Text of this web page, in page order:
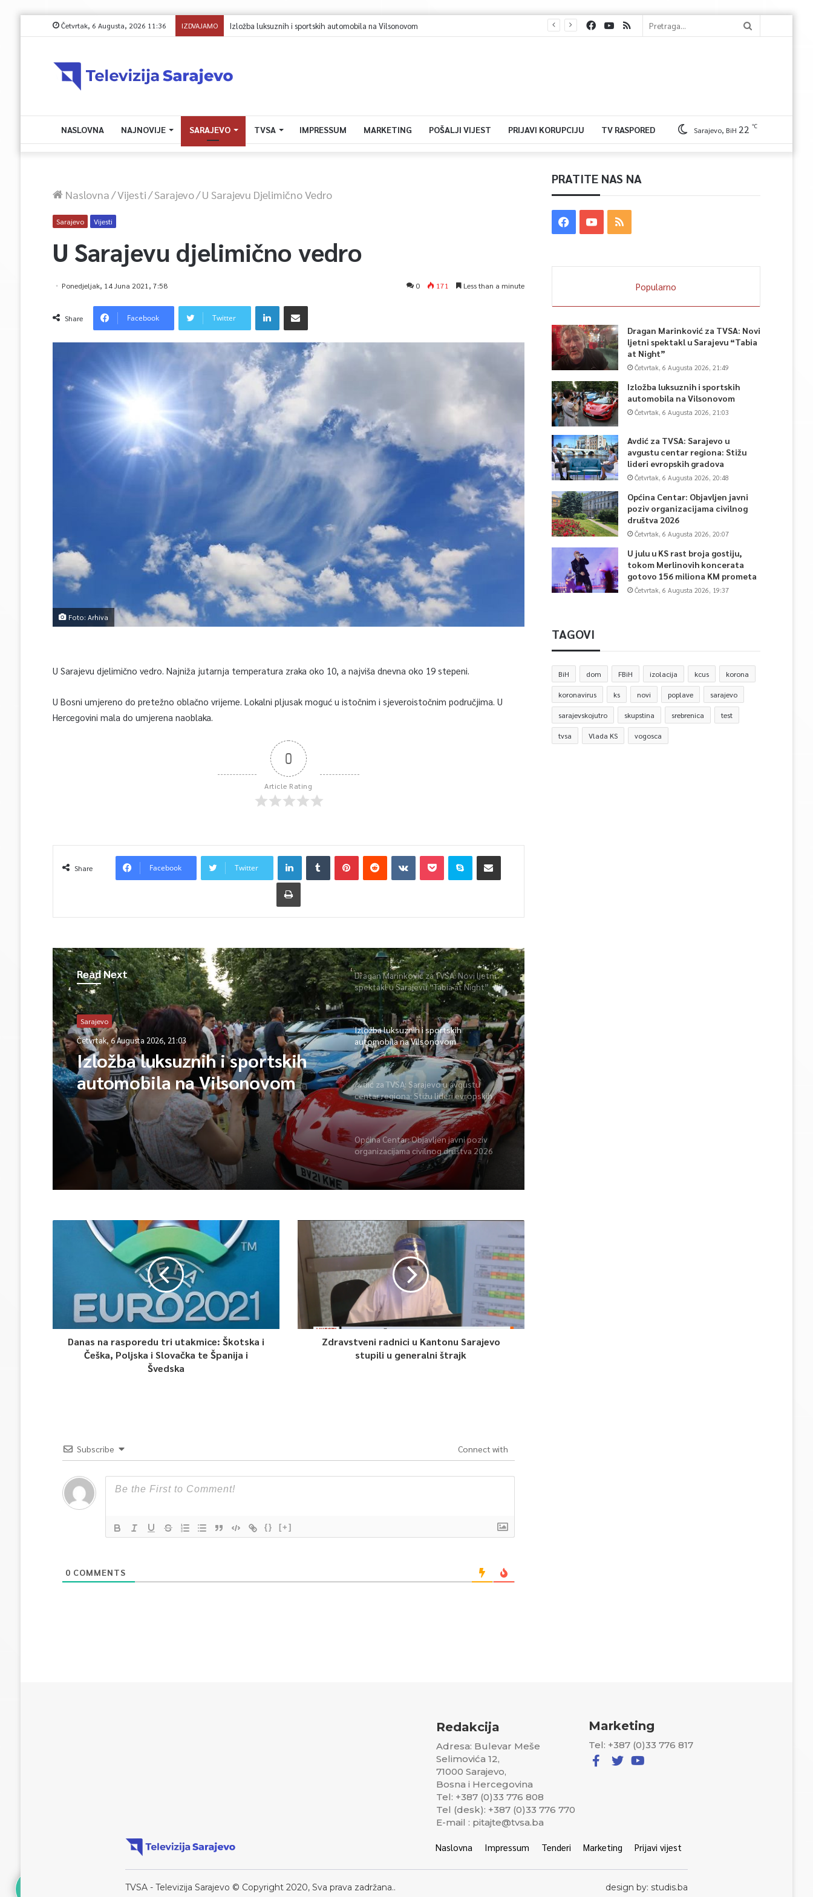
Četvrtak, 6 Augusta, 2026 11:36 IZDVAJAMO Avdić za TVSA: Sarajevo u avgustu centar regiona: Stižu lideri evropskih gradova
NASLOVNA NAJNOVIJE SARAJEVO TVSA IMPRESSUM MARKETING POŠALJI VIJEST PRIJAVI KORUPCIJU TV RASPORED Sarajevo, BiH 22 ℃
Naslovna/Vijesti/Sarajevo/U Sarajevu Djelimično Vedro
Sarajevo Vijesti
U Sarajevu djelimično vedro
Ponedjeljak, 14 Juna 2021, 7:58 0 171 Less than a minute
Share Facebook Twitter
Foto: Arhiva
U Sarajevu djelimično vedro. Najniža jutarnja temperatura zraka oko 10, a najviša dnevna oko 19 stepeni.
U Bosni umjereno do pretežno oblačno vrijeme. Lokalni pljusak moguć u istočnim i sjeveroistočnim područjima. U
Hercegovini mala do umjerena naoblaka.
0
Article Rating
Share Facebook Twitter
Read Next
Sarajevo
Četvrtak, 6 Augusta 2026, 21:03
Izložba luksuznih i sportskih
automobila na Vilsonovom
Dragan Marinković za TVSA: Novi ljetni
spektakl u Sarajevu “Tabia at Night”
Izložba luksuznih i sportskih
automobila na Vilsonovom
Avdić za TVSA: Sarajevo u avgustu
centar regiona: Stižu lideri evropskih
gradova
Općina Centar: Objavljen javni poziv
organizacijama civilnog društva 2026
Danas na rasporedu tri utakmice: Škotska i
Češka, Poljska i Slovačka te Španija i
Švedska
Zdravstveni radnici u Kantonu Sarajevo
stupili u generalni štrajk
Subscribe Connect with
{} [+]
0 COMMENTS
PRATITE NAS NA
Popularno
Dragan Marinković za TVSA: Novi
ljetni spektakl u Sarajevu “Tabia
at Night”
Četvrtak, 6 Augusta 2026, 21:49
Izložba luksuznih i sportskih
automobila na Vilsonovom
Četvrtak, 6 Augusta 2026, 21:03
Avdić za TVSA: Sarajevo u
avgustu centar regiona: Stižu
lideri evropskih gradova
Četvrtak, 6 Augusta 2026, 20:48
Općina Centar: Objavljen javni
poziv organizacijama civilnog
društva 2026
Četvrtak, 6 Augusta 2026, 20:07
U julu u KS rast broja gostiju,
tokom Merlinovih koncerata
gotovo 156 miliona KM prometa
Četvrtak, 6 Augusta 2026, 19:37
TAGOVI
BiH dom FBiH izolacija kcus korona
koronavirus ks novi poplave sarajevo
sarajevskojutro skupstina srebrenica test
tvsa Vlada KS vogosca
Redakcija
Adresa: Bulevar Meše
Selimovića 12,
71000 Sarajevo,
Bosna i Hercegovina
Tel: +387 (0)33 776 808
Tel (desk): +387 (0)33 776 770
E-mail : pitajte@tvsa.ba
Marketing
Tel: +387 (0)33 776 817
Naslovna Impressum Tenderi Marketing Prijavi vijest
TVSA - Televizija Sarajevo © Copyright 2020, Sva prava zadržana.. design by: studis.ba